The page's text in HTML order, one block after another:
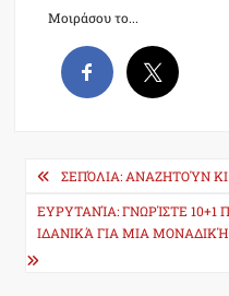
Μοιράσου το...
Post
navigation
ΣΕΠΌΛΙΑ: ΑΝΑΖΗΤΟΎΝ
ΕΥΡΥΤΑΝΊΑ: ΓΝΩΡΊΣΤΕ
ΙΔΑΝΙΚΆ ΓΙΑ ΜΙΑ